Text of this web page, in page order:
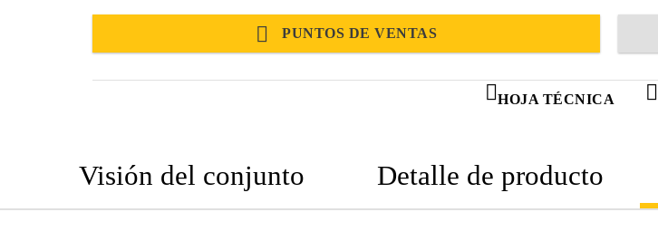
PUNTOS DE VENTAS
HOJA TÉCNICA
Visión del conjunto Detalle de producto